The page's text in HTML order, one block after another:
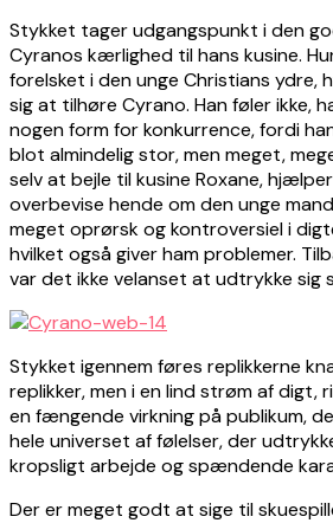
Stykket tager udgangspunkt i den
Cyranos kærlighed til hans kusine.
forelsket i den unge Christians ydre,
sig at tilhøre Cyrano. Han føler ikke,
nogen form for konkurrence, fordi
blot almindelig stor, men meget,
selv at bejle til kusine Roxane,
overbevise hende om den unge
meget oprørsk og kontroversiel i
hvilket også giver ham problemer.
var det ikke velanset at udtrykke sig
Stykket igennem føres replikkerne
replikker, men i en lind strøm af digt,
en fængende virkning på publikum,
hele universet af følelser, der
kropsligt arbejde og spændende
Der er meget godt at sige til